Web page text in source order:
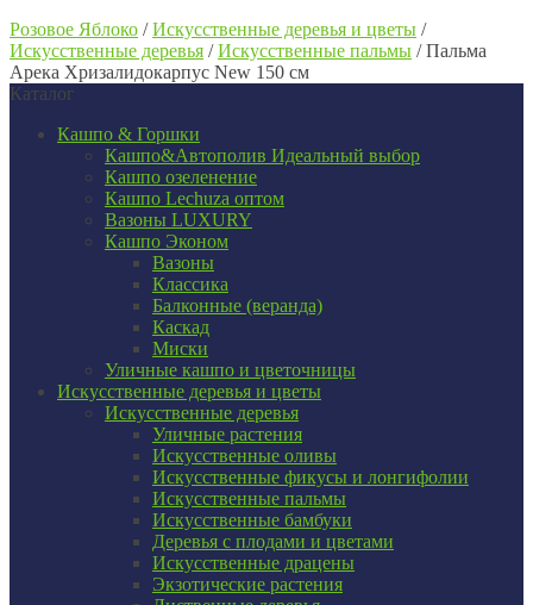
Розовое Яблоко /Искусственные деревья и цветы /
Искусственные деревья /Искусственные пальмы /Пальма
Арека Хризалидокарпус New 150 см
Каталог
Кашпо & Горшки
Кашпо&Автополив Идеальный выбор
Кашпо озеленение
Кашпо Lechuza оптом
Вазоны LUXURY
Кашпо Эконом
Вазоны
Классика
Балконные (веранда)
Каскад
Миски
Уличные кашпо и цветочницы
Искусственные деревья и цветы
Искусственные деревья
Уличные растения
Искусственные оливы
Искусственные фикусы и лонгифолии
Искусственные пальмы
Искусственные бамбуки
Деревья с плодами и цветами
Искусственные драцены
Экзотические растения